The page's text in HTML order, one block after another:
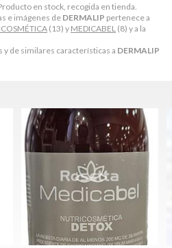
Producto en stock, recogida en tienda.
e imágenes de DERMALIP pertenece a
(13) y MEDICABEL (8) y a la
de similares características a DERMALIP